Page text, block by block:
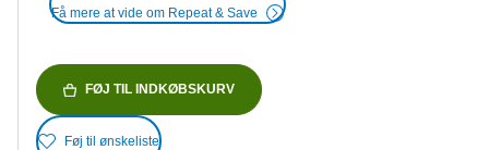
Få mere at vide om Repeat & Save
FØJ TIL INDKØBSKURV
Føj til ønskeliste